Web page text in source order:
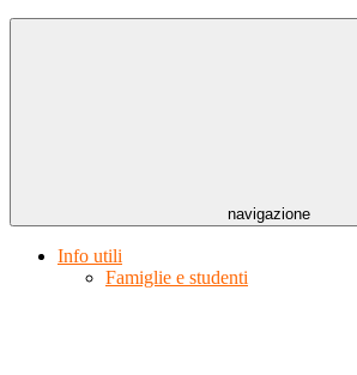
navigazione
Info utili
Famiglie e studenti